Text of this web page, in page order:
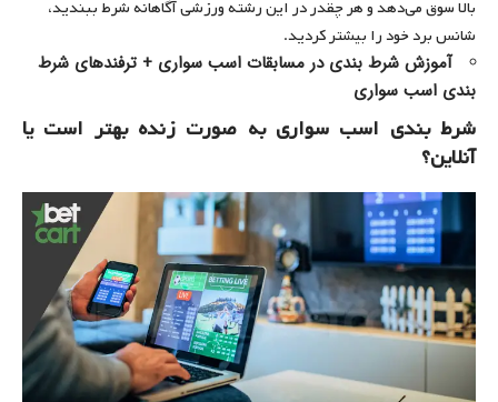
بالا سوق می‌دهد و هر چقدر در این رشته ورزشی آگاهانه شرط ببندید،
شانس برد خود را بیشتر کردید.
آموزش شرط بندی در مسابقات اسب سواری + ترفندهای شرط
بندی اسب سواری
شرط بندی اسب سواری به صورت زنده بهتر است یا
آنلاین؟